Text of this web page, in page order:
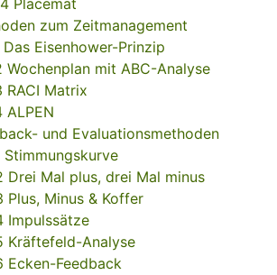
Placemat
zum Zeitmanagement
Das Eisenhower-Prinzip
Wochenplan mit ABC-Analyse
RACI Matrix
ALPEN
und Evaluationsmethoden
Stimmungskurve
Drei Mal plus, drei Mal minus
Plus, Minus & Koffer
Impulssätze
Kräftefeld-Analyse
Ecken-Feedback